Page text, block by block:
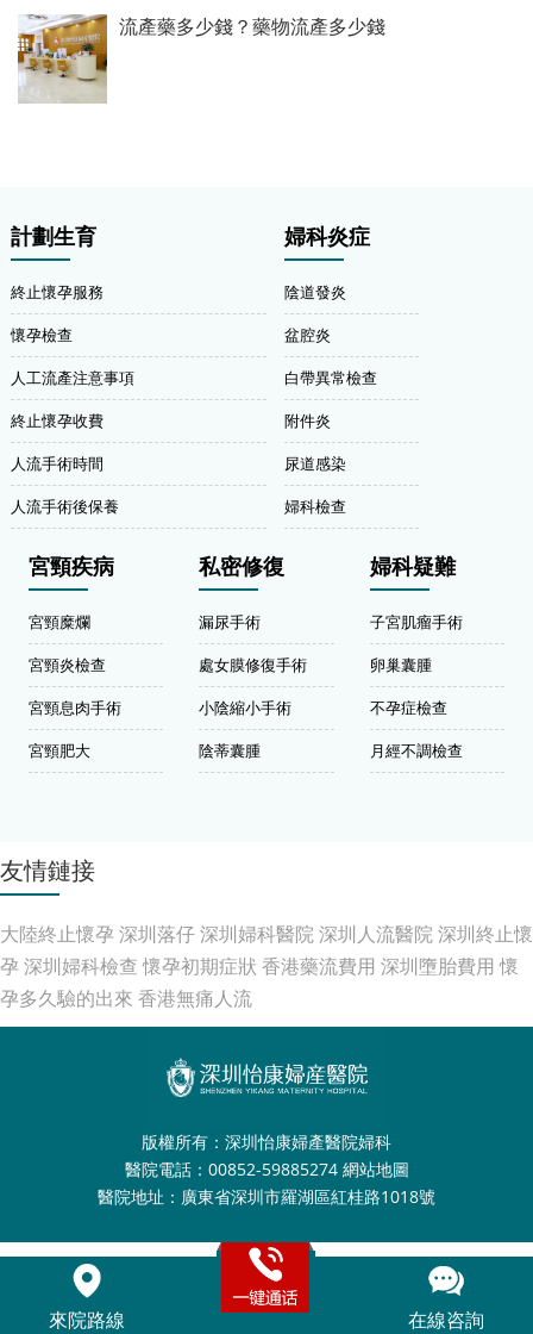
流產藥多少錢？藥物流產多少錢
計劃生育
終止懷孕服務
懷孕檢查
人工流產注意事項
終止懷孕收費
人流手術時間
人流手術後保養
婦科炎症
陰道發炎
盆腔炎
白帶異常檢查
附件炎
尿道感染
婦科檢查
宮頸疾病
宮頸糜爛
宮頸炎檢查
宮頸息肉手術
宮頸肥大
私密修復
漏尿手術
處女膜修復手術
小陰縮小手術
陰蒂囊腫
婦科疑難
子宮肌瘤手術
卵巢囊腫
不孕症檢查
月經不調檢查
友情鏈接
大陸終止懷孕 深圳落仔深圳婦科醫院深圳人流醫院深圳終止懷
孕 深圳婦科檢查 懷孕初期症狀 香港藥流費用 深圳墮胎費用 懷
孕多久驗的出來 香港無痛人流
版權所有：深圳怡康婦產醫院婦科
醫院電話：00852-59885274 網站地圖
醫院地址：廣東省深圳市羅湖區紅桂路1018號
來院路線 在線咨詢